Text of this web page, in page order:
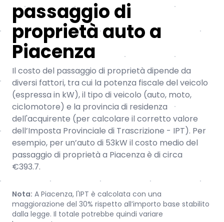
passaggio di
proprietà auto a
Piacenza
Il costo del passaggio di proprietà dipende da
diversi fattori, tra cui la potenza fiscale del veicolo
(espressa in kW), il tipo di veicolo (auto, moto,
ciclomotore) e la provincia di residenza
dell'acquirente (per calcolare il corretto valore
dell’Imposta Provinciale di Trascrizione - IPT). Per
esempio, per un’auto di 53kW il costo medio del
passaggio di proprietà a Piacenza è di circa
€393.7.
Nota: A Piacenza, l'IPT è calcolata con una
maggiorazione del 30% rispetto all’importo base stabilito
dalla legge. Il totale potrebbe quindi variare